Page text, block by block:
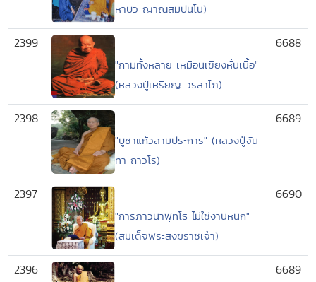
หาบัว ญาณสัมปันโน)
2399
"กามทั้งหลาย เหมือนเขียงหั่นเนื้อ"
(หลวงปู่เหรียญ วรลาโภ)
6688
2398
"บูชาแก้วสามประการ" (หลวงปู่จัน
ทา ถาวโร)
6689
2397
"การภาวนาพุทโธ ไม่ใช่งานหนัก"
(สมเด็จพระสังฆราชเจ้า)
6690
2396 6689